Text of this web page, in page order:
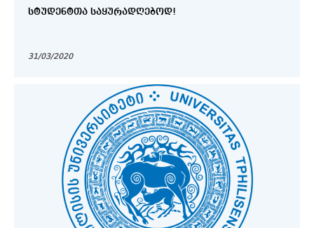
ᲡᲢᲣᲓᲔᲜᲢᲗᲐ ᲡᲐᲧᲣᲠᲐᲓᲦᲔᲑᲝᲓ!
31/03/2020